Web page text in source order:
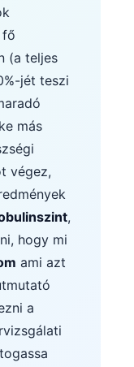
fő
(a teljes
jét teszi
más
végez,
,
hogy mi
ami azt
a